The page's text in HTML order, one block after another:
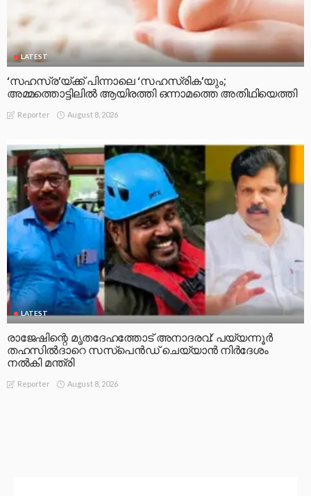
LATEST
‘സഹസ്ര’യ്ക്ക് പിന്നാലെ ‘സഹസ്രിക’യും;
അമ്മത്തൊട്ടിലിൽ ആയിരത്തി ഒന്നാമത്തെ അതിഥിയെത്തി
Reporter August 8, 2026
LATEST
രാജേഷിന്റെ മൃതദേഹത്തോട് അനാദരവ്: പയ്യന്നൂർ
തഹസിൽദാറെ സസ്പെൻഡ് ചെയ്യാൻ നിർദേശം
നൽകി മന്ത്രി
Reporter August 8, 2026